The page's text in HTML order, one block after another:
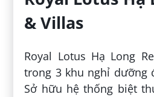
& Villas
Royal Lotus Hạ Long
trong 3 khu nghỉ dưỡng
Sở hữu hệ thống biệt